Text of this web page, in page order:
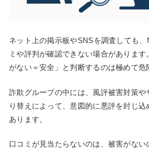
ネット上の掲示板やSNSを調査しても、
ミや評判が確認できない場合があります
がない＝安全」と判断するのは極めて危
詐欺グループの中には、風評被害対策や
り替えによって、意図的に悪評を封じ込
あります。
口コミが見当たらないのは、被害がない